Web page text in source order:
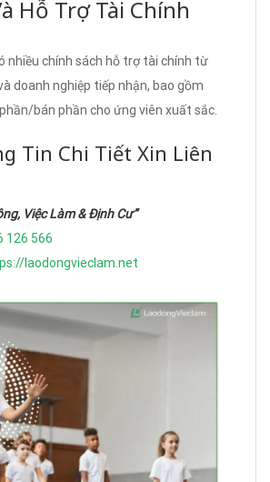
Hỗ Trợ Tài Chính
nhiều chính sách hỗ trợ tài chính từ
doanh nghiệp tiếp nhận, bao gồm
bán phần cho ứng viên xuất sắc.
Tin Chi Tiết Xin Liên
Việc Làm & Định Cư”
126 566
laodongvieclam.net